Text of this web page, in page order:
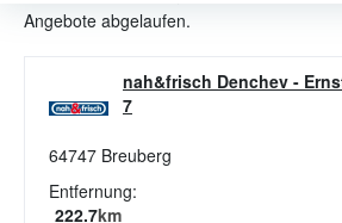
Angebote abgelaufen.
nah&frisch Denchev -
7
64747 Breuberg
Entfernung:
222.7km